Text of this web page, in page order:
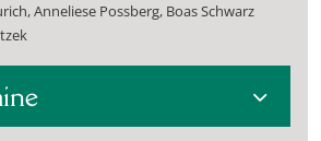
Anneliese Possberg, Boas Schwarz